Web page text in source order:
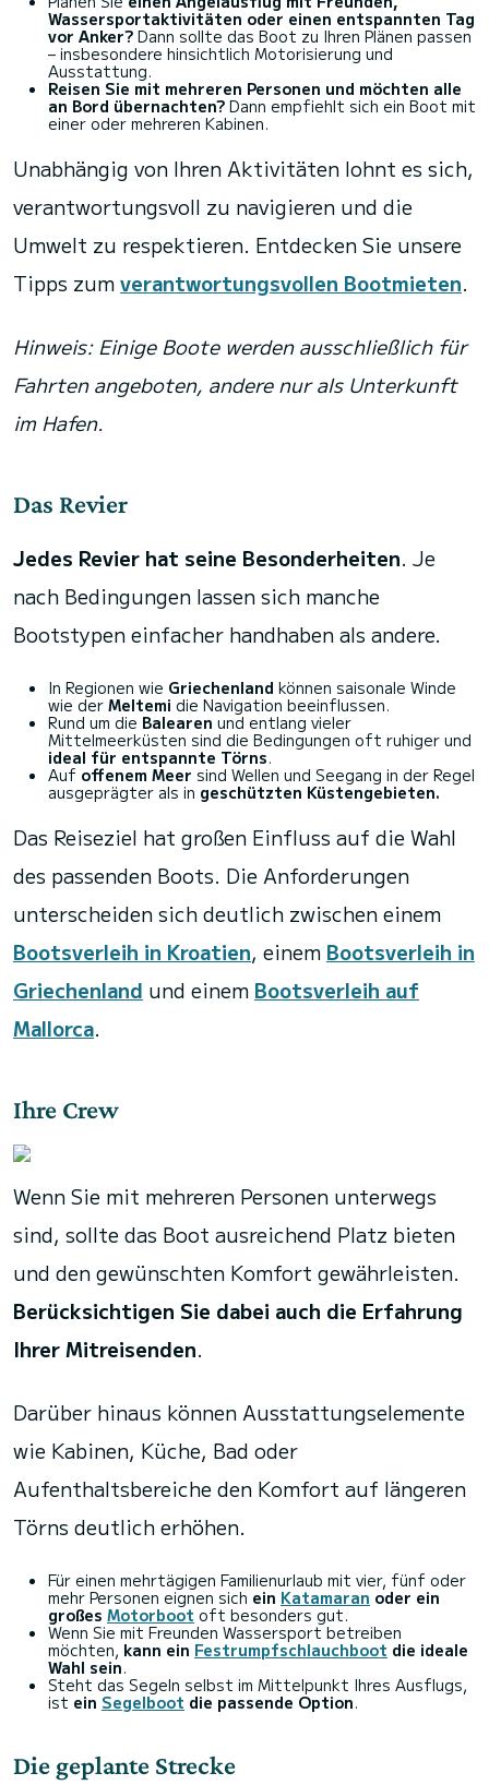
Wassersportaktivitäten oder einen entspannten Tag
vor Anker? Dann sollte das Boot zu Ihren Plänen passen
– insbesondere hinsichtlich Motorisierung und
Ausstattung.
Reisen Sie mit mehreren Personen und möchten alle
an Bord übernachten? Dann empfiehlt sich ein Boot mit
einer oder mehreren Kabinen.
Unabhängig von Ihren Aktivitäten lohnt es sich,
verantwortungsvoll zu navigieren und die
Umwelt zu respektieren. Entdecken Sie unsere
Tipps zumverantwortungsvollen Bootmieten.
Hinweis: Einige Boote werden ausschließlich für
Fahrten angeboten, andere nur als Unterkunft
im Hafen.
Das Revier
Jedes Revier hat seine Besonderheiten. Je
nach Bedingungen lassen sich manche
Bootstypen einfacher handhaben als andere.
In Regionen wie Griechenland können saisonale Winde
wie der Meltemi die Navigation beeinflussen.
Rund um die Balearen und entlang vieler
Mittelmeerküsten sind die Bedingungen oft ruhiger und
ideal für entspannte Törns.
Auf offenem Meer sind Wellen und Seegang in der Regel
ausgeprägter als in geschützten Küstengebieten.
Das Reiseziel hat großen Einfluss auf die Wahl
des passenden Boots. Die Anforderungen
unterscheiden sich deutlich zwischen einem
Bootsverleih in Kroatien, einem Bootsverleih in
Griechenland und einem Bootsverleih auf
Mallorca.
Ihre Crew
Wenn Sie mit mehreren Personen unterwegs
sind, sollte das Boot ausreichend Platz bieten
und den gewünschten Komfort gewährleisten.
Berücksichtigen Sie dabei auch die Erfahrung
Ihrer Mitreisenden.
Darüber hinaus können Ausstattungselemente
wie Kabinen, Küche, Bad oder
Aufenthaltsbereiche den Komfort auf längeren
Törns deutlich erhöhen.
Für einen mehrtägigen Familienurlaub mit vier, fünf oder
mehr Personen eignen sich ein Katamaran oder ein
großes Motorboot oft besonders gut.
Wenn Sie mit Freunden Wassersport betreiben
möchten, kann ein Festrumpfschlauchboot die ideale
Wahl sein.
Steht das Segeln selbst im Mittelpunkt Ihres Ausflugs,
ist ein Segelboot die passende Option.
Die geplante Strecke